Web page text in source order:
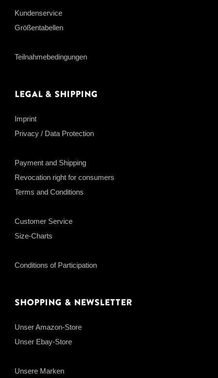
Kundenservice
Größentabellen
Teilnahmebedingungen
Legal & Shipping
Imprint
Privacy / Data Protection
Payment and Shipping
Revocation right for consumers
Terms and Conditions
Customer Service
Size-Charts
Conditions of Participation
Shopping & Newsletter
Unser Amazon-Store
Unser Ebay-Store
Unsere Marken